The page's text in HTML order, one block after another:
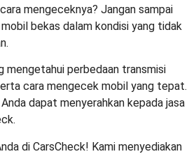
mengeceknya? Jangan sampai
bekas dalam kondisi yang tidak
mengetahui perbedaan transmisi
cara mengecek mobil yang tepat.
dapat menyerahkan kepada jasa
di CarsCheck! Kami menyediakan